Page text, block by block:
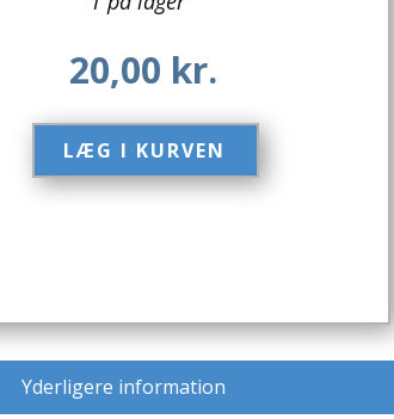
20,00 kr.
LÆG I KURVEN​
Yderligere information